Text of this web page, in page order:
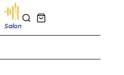
Salon